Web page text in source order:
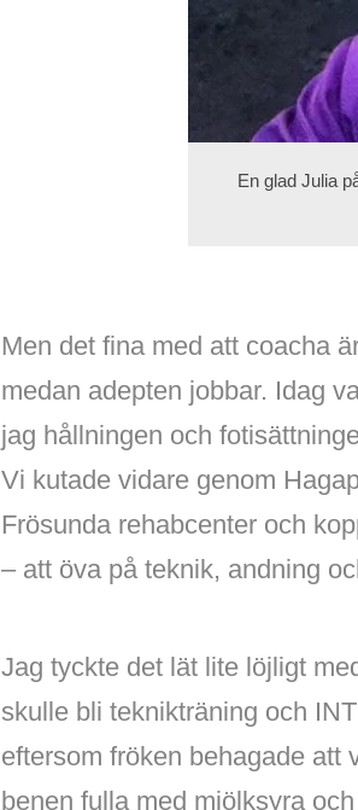
En glad Julia
Men det fina med att coacha
medan adepten jobbar. Idag
jag hållningen och
Vi kutade vidare genom
Frösunda rehabcenter och
– att öva på teknik, andning
Jag tyckte det lät lite löjligt
skulle bli teknikträning och
eftersom fröken behagade att
benen fulla med mjölksyra